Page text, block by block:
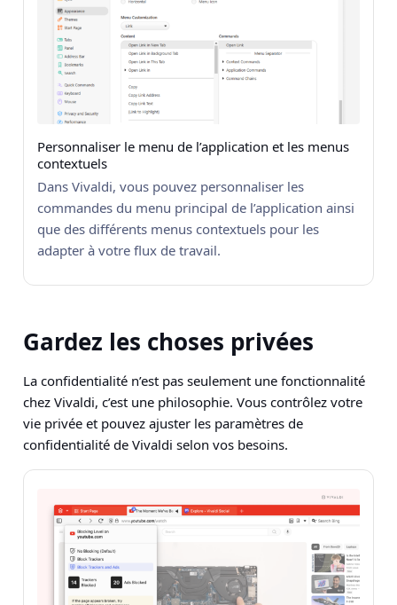
Personnaliser le menu de l’application et les menus
contextuels
Dans Vivaldi, vous pouvez personnaliser les
commandes du menu principal de l’application ainsi
que des différents menus contextuels pour les
adapter à votre flux de travail.
Gardez les choses privées
La confidentialité n’est pas seulement une fonctionnalité
chez Vivaldi, c’est une philosophie. Vous contrôlez votre
vie privée et pouvez ajuster les paramètres de
confidentialité de Vivaldi selon vos besoins.